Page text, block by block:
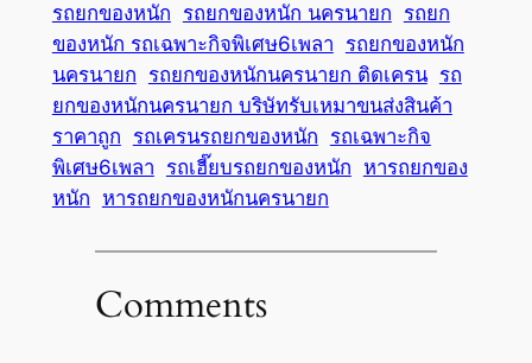
รถยกของหนัก รถยกของหนัก นครนายก รถยก
ของหนัก รถเฉพาะกิจพิเศษ6เพลา รถยกของหนัก
นครนายก รถยกของหนักนครนายก ติดเครน รถ
ยกของหนักนครนายก บริษัทรับเหมาขนส่งสินค้า
ราคาถูก รถเครนรถยกของหนัก รถเฉพาะกิจ
พิเศษ6เพลา รถเฮี๊ยบรถยกของหนัก หารถยกของ
หนัก หารถยกของหนักนครนายก
Comments